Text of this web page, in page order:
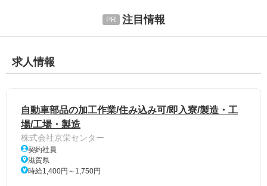
注目情報
求人情報
自動車部品の加工作業/住み込み可/即入寮/製造・工
場/工場・製造
株式会社京栄センター
契約社員
滋賀県
時給1,400円～1,750円